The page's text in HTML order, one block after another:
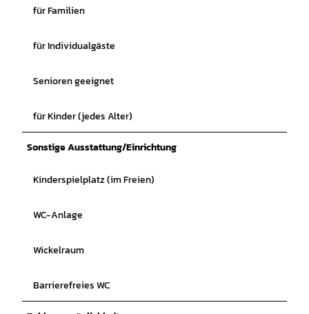
für Familien
für Individualgäste
Senioren geeignet
für Kinder (jedes Alter)
Sonstige Ausstattung/Einrichtung
Kinderspielplatz (im Freien)
WC-Anlage
Wickelraum
Barrierefreies WC